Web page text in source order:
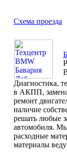
Схема проезда
Диагностика,
в АКПП, замена
ремонт
наличие
решать любые
автомобиля.
расходные
материалы